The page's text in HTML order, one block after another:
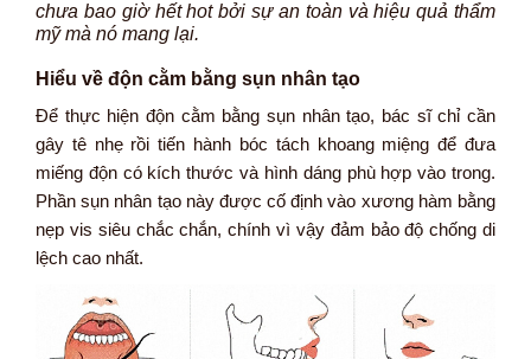
chưa bao giờ hết hot bởi sự an toàn và hiệu quả thẩm
mỹ mà nó mang lại.
Hiểu về độn cằm bằng sụn nhân tạo
Để thực hiện độn cằm bằng sụn nhân tạo, bác sĩ chỉ cần
gây tê nhẹ rồi tiến hành bóc tách khoang miệng để đưa
miếng độn có kích thước và hình dáng phù hợp vào trong.
Phần sụn nhân tạo này được cố định vào xương hàm bằng
nẹp vis siêu chắc chắn, chính vì vậy đảm bảo độ chống di
lệch cao nhất.